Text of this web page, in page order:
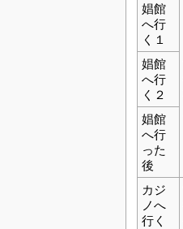
娼館
へ行
く１
娼館
へ行
く２
娼館
へ行
った
後
カジ
ノへ
行く